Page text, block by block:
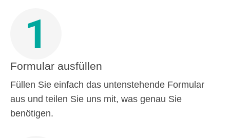
1
Formular ausfüllen
Füllen Sie einfach das untenstehende Formular
aus und teilen Sie uns mit, was genau Sie
benötigen.